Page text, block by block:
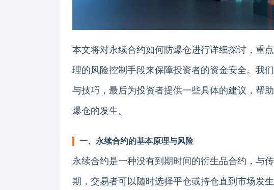
本文将对永续合约如何防爆仓进行详细探讨，重
理的风险控制手段来保障投资者的资金安全。我
与技巧，最后为投资者提供一些具体的建议，帮
爆仓的发生。
一、永续合约的基本原理与风险
永续合约是一种没有到期时间的衍生品合约，与
期，交易者可以随时选择平仓或持仓直到市场发